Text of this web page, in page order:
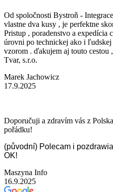
Od spoločnosti Bystroň -
vlastne dva kusy , je perfektne
Pristup , poradenstvo a expedícia
úrovni po technickej ako i ľudskej
vzorom . ďakujem aj touto cestou
Tvar, s.r.o.
Marek Jachowicz
17.9.2025
Doporučuji a zdravím vás z
pořádku!
(původní) Polecam i
OK!
Maszyna Info
16.9.2025